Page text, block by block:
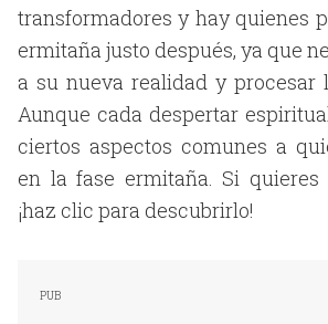
transformadores y hay quienes
ermitaña justo después, ya que
a su nueva realidad y procesar
Aunque cada despertar
ciertos aspectos comunes a
en la fase ermitaña. Si quieres
¡haz clic para descubrirlo!